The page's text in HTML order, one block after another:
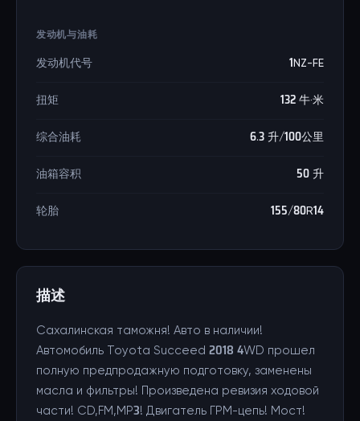
发动机与油耗
发动机代号 1NZ-FE
扭矩 132 牛·米
综合油耗 6.3 升/100公里
油箱容积 50 升
轮胎 155/80R14
描述
Сахалинская таможня! Авто в наличии!
Автомобиль Toyota Succeed 2018 4WD прошел
полную предпродажную подготовку, заменены
масла и фильтры! Произведена ревизия ходовой
части! CD,FM,MP3! Двигатель ГРМ-цепь! Мост!